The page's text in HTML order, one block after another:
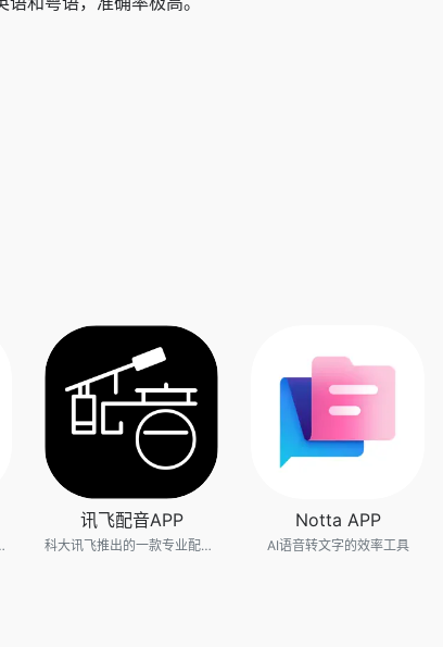
机录音软件
讯飞配音APP
科大讯飞推出的一款专业配音软件
Notta APP
AI语音转文字的效率工具